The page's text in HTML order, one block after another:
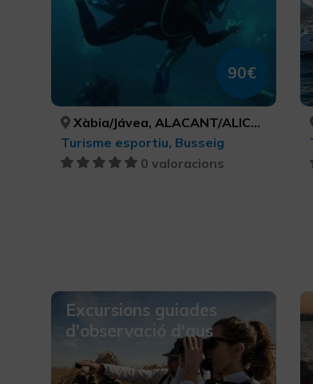
90€
Xàbia/Jávea, ALACANT/ALICANTE
Turisme esportiu, Busseig
0 valoracions
Excursions guiades
d'observació d'aus